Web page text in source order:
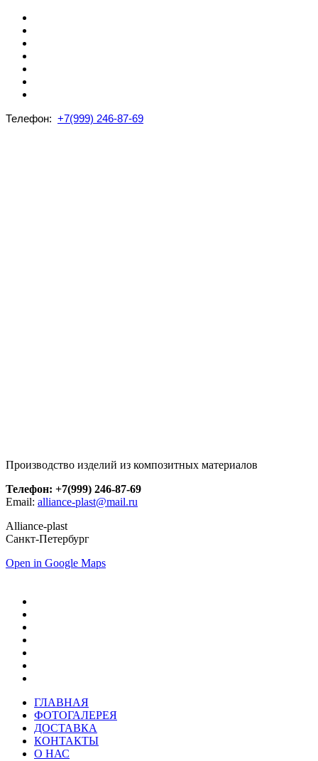
Телефон: +7(999) 246-87-69
Производство изделий из композитных материалов
Телефон: +7(999) 246-87-69
Email: alliance-plast@mail.ru
Alliance-plast
Санкт-Петербург
Open in Google Maps
ГЛАВНАЯ
ФОТОГАЛЕРЕЯ
ДОСТАВКА
КОНТАКТЫ
О НАС